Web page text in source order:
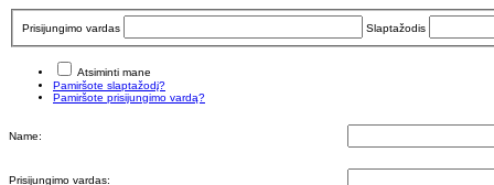
Prisijungimo vardas Slaptažodis
Atsiminti mane
Pamiršote slaptažodį?
Pamiršote prisijungimo vardą?
Name:
Prisijungimo vardas: